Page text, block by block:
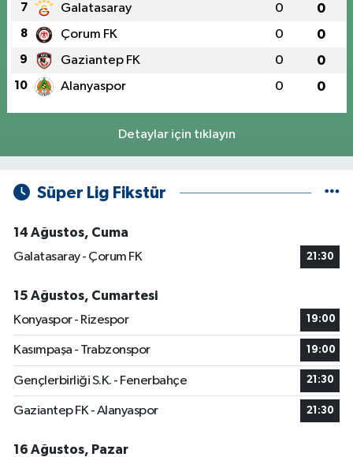
7 Galatasaray 0 0
8 Çorum FK 0 0
9 Gaziantep FK 0 0
10 Alanyaspor 0 0
Detaylar için tıklayın
Süper Lig Fikstür
14 Ağustos, Cuma
Galatasaray - Çorum FK
21:30
15 Ağustos, Cumartesi
Konyaspor - Rizespor
19:00
Kasımpaşa - Trabzonspor 19:00
Gençlerbirliği S.K. - Fenerbahçe 21:30
Gaziantep FK - Alanyaspor 21:30
16 Ağustos, Pazar